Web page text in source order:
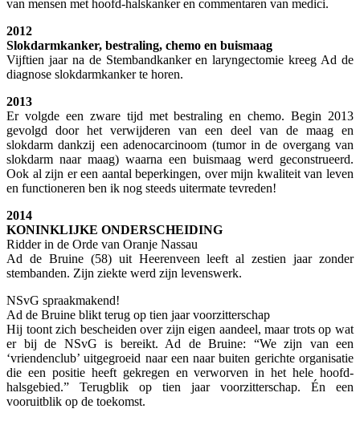
van mensen met hoofd-halskanker en commentaren van medici.
2012
Slokdarmkanker, bestraling, chemo en buismaag
Vijftien jaar na de Stembandkanker en laryngectomie kreeg Ad de
diagnose slokdarmkanker te horen.
2013
Er volgde een zware tijd met bestraling en chemo. Begin 2013
gevolgd door het verwijderen van een deel van de maag en
slokdarm dankzij een adenocarcinoom (tumor in de overgang van
slokdarm naar maag) waarna een buismaag werd geconstrueerd.
Ook al zijn er een aantal beperkingen, over mijn kwaliteit van leven
en functioneren ben ik nog steeds uitermate tevreden!
2014
KONINKLIJKE ONDERSCHEIDING
Ridder in de Orde van Oranje Nassau
Ad de Bruine (58) uit Heerenveen leeft al zestien jaar zonder
stembanden. Zijn ziekte werd zijn levenswerk.
NSvG spraakmakend!
Ad de Bruine blikt terug op tien jaar voorzitterschap
Hij toont zich bescheiden over zijn eigen aandeel, maar trots op wat
er bij de NSvG is bereikt. Ad de Bruine: “We zijn van een
‘vriendenclub’ uitgegroeid naar een naar buiten gerichte organisatie
die een positie heeft gekregen en verworven in het hele hoofd-
halsgebied.” Terugblik op tien jaar voorzitterschap. Én een
vooruitblik op de toekomst.